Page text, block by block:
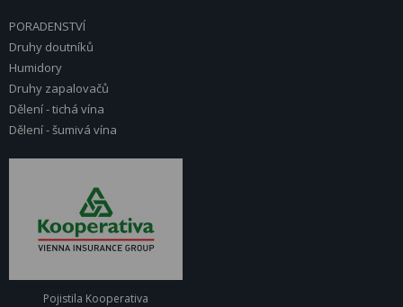
PORADENSTVÍ
Druhy doutníků
Humidory
Druhy zapalovačů
Dělení - tichá vína
Dělení - šumivá vína
Pojistila Kooperativa